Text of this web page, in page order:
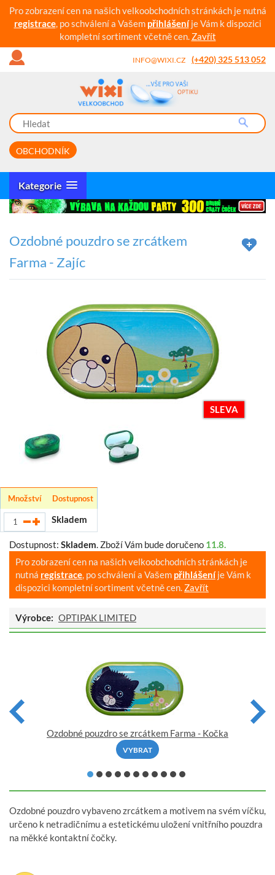
Pro zobrazení cen na našich velkoobchodních stránkách je nutná
registrace, po schválení a Vašem přihlášeníje Vám k dispozici
kompletní sortiment včetně cen. Zavřít
INFO@WIXI.CZ (+420) 325 513 052
OBCHODNÍK
Kategorie
Ozdobné pouzdro se zrcátkem
Farma - Zajíc
SLEVA
Množství Dostupnost
Skladem
Dostupnost: Skladem. Zboží Vám bude doručeno 11.8.
Pro zobrazení cen na našich velkoobchodních stránkách je
nutná registrace, po schválení a Vašem přihlášeníje Vám k
dispozici kompletní sortiment včetně cen. Zavřít
Výrobce: OPTIPAK LIMITED
Ozdobné pouzdro se zrcátkem Farma - Kočka
VYBRAT
Ozdobné pouzdro vybaveno zrcátkem a motivem na svém víčku,
určeno k netradičnímu a estetickému uložení vnitřního pouzdra
na měkké kontaktní čočky.